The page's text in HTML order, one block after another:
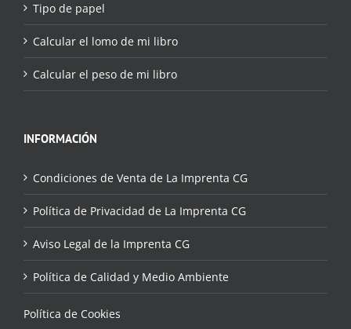
Tipo de papel
Calcular el lomo de mi libro
Calcular el peso de mi libro
INFORMACIÓN
Condiciones de Venta de La Imprenta CG
Política de Privacidad de La Imprenta CG
Aviso Legal de la Imprenta CG
Política de Calidad y Medio Ambiente
Política de Cookies